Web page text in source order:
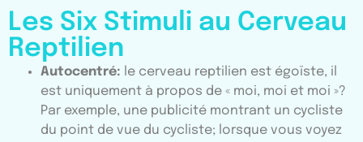
Les Six Stimuli au Cerveau
Reptilien
Autocentré: le cerveau reptilien est égoïste, il
est uniquement à propos de « moi, moi et moi »?
Par exemple, une publicité montrant un cycliste
du point de vue du cycliste; lorsque vous voyez